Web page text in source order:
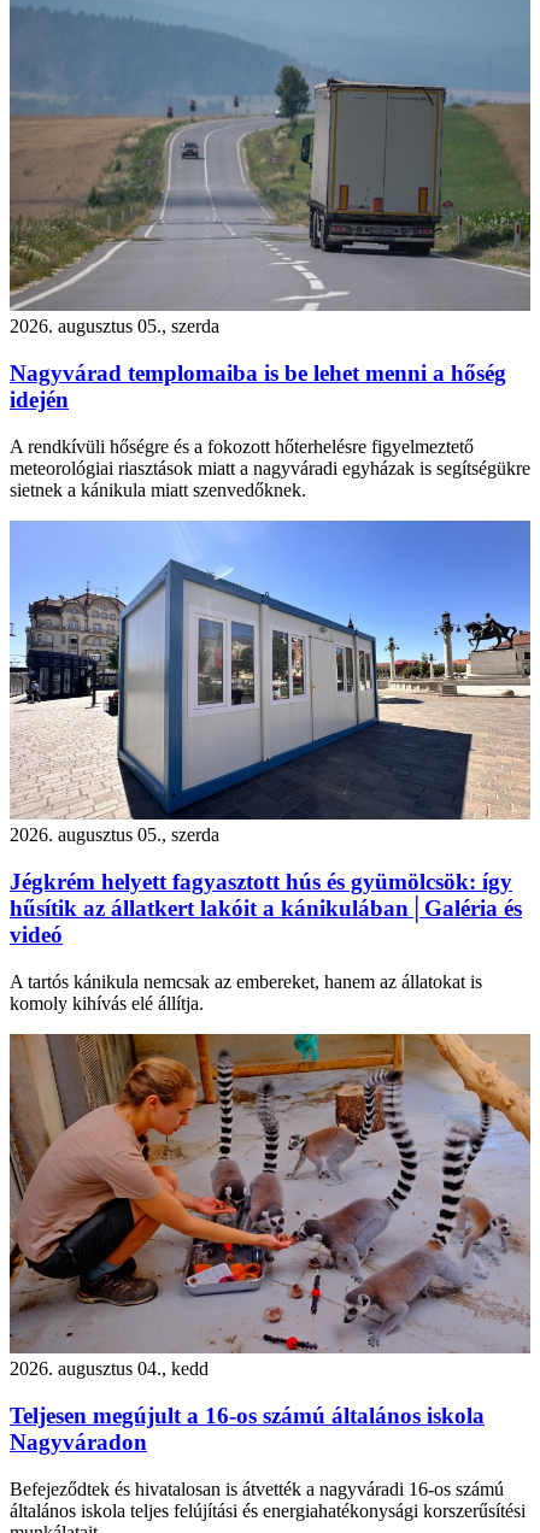
2026. augusztus 05., szerda
Nagyvárad templomaiba is be lehet menni a hőség
idején
A rendkívüli hőségre és a fokozott hőterhelésre figyelmeztető
meteorológiai riasztások miatt a nagyváradi egyházak is segítségükre
sietnek a kánikula miatt szenvedőknek.
2026. augusztus 05., szerda
Jégkrém helyett fagyasztott hús és gyümölcsök: így
hűsítik az állatkert lakóit a kánikulában│Galéria és
videó
A tartós kánikula nemcsak az embereket, hanem az állatokat is
komoly kihívás elé állítja.
2026. augusztus 04., kedd
Teljesen megújult a 16-os számú általános iskola
Nagyváradon
Befejeződtek és hivatalosan is átvették a nagyváradi 16-os számú
általános iskola teljes felújítási és energiahatékonysági korszerűsítési